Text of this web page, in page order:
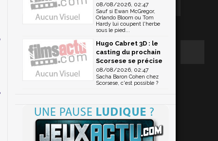
08/08/2026, 02:47
Sauf si Ewan McGregor,
Orlando Bloom ou Tom
Hardy lui coupent l'herbe
sous le pied...
Hugo Cabret 3D : le
casting du prochain
Scorsese se précise
08/08/2026, 02:47
Sacha Baron Cohen chez
Scorsese, c'est possible ?